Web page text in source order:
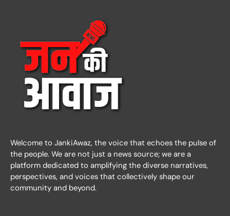
Welcome to JankiAwaz, the voice that echoes the pulse of
the people. We are not just a news source; we are a
platform dedicated to amplifying the diverse narratives,
perspectives, and voices that collectively shape our
community and beyond.